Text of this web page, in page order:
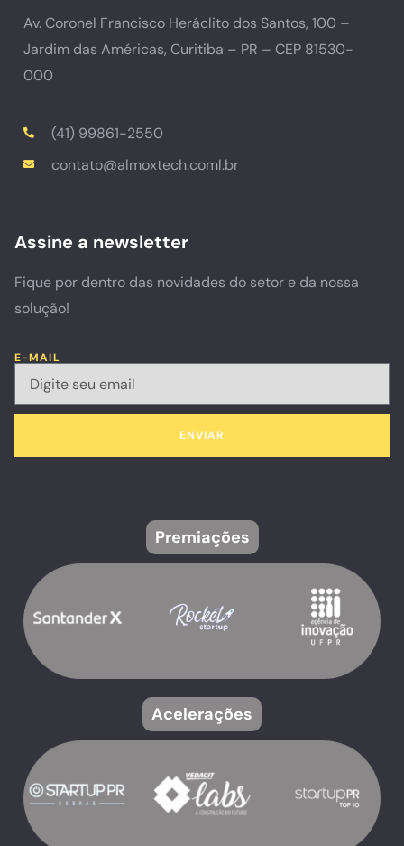
Av. Coronel Francisco Heráclito dos Santos, 100 –
Jardim das Américas, Curitiba – PR – CEP 81530-
000
(41) 99861-2550
contato@almoxtech.coml.br
Assine a newsletter
Fique por dentro das novidades do setor e da nossa
solução!
E-MAIL
ENVIAR
Premiações
Acelerações